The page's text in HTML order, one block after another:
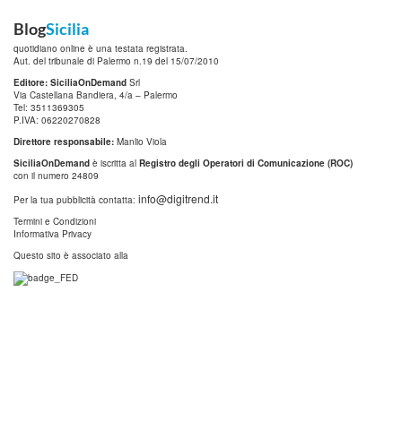
BlogSicilia
quotidiano online è una testata registrata.
Aut. del tribunale di Palermo n.19 del 15/07/2010
Editore: SiciliaOnDemand Srl
Via Castellana Bandiera, 4/a – Palermo
Tel: 3511369305
P.IVA: 06220270828
Direttore responsabile: Manlio Viola
SiciliaOnDemand è iscritta al Registro degli Operatori di Comunicazione (ROC)
con il numero 24809
Per la tua pubblicità contatta: info@digitrend.it
Termini e Condizioni
Informativa Privacy
Questo sito è associato alla